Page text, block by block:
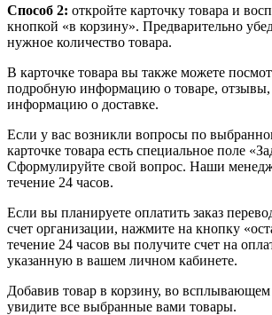
Способ 2: откройте карточку товара и
кнопкой «в корзину». Предварительно
нужное количество товара.
В карточке товара вы также можете
подробную информацию о товаре, отзывы,
информацию о доставке.
Если у вас возникли вопросы по
карточке товара есть специальное поле
Сформулируйте свой вопрос. Наши
течение 24 часов.
Если вы планируете оплатить заказ
счет организации, нажмите на кнопку
течение 24 часов вы получите счет на
указанную в вашем личном кабинете.
Добавив товар в корзину, во
увидите все выбранные вами товары.